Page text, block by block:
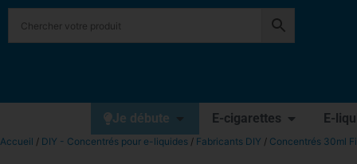
Je débute E-cigarettes E-
Accueil / DIY - Concentrés pour e-liquides / Fabricants DIY / Concentrés 30ml